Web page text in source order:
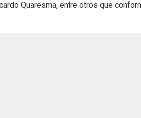
Quaresma, entre otros que